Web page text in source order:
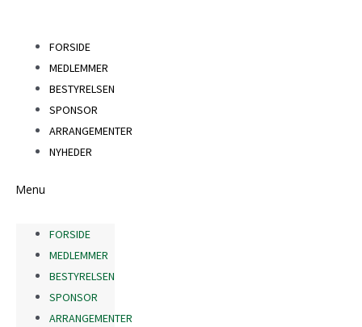
indholdet
FORSIDE
MEDLEMMER
BESTYRELSEN
SPONSOR
ARRANGEMENTER
NYHEDER
Menu
FORSIDE
MEDLEMMER
BESTYRELSEN
SPONSOR
ARRANGEMENTER